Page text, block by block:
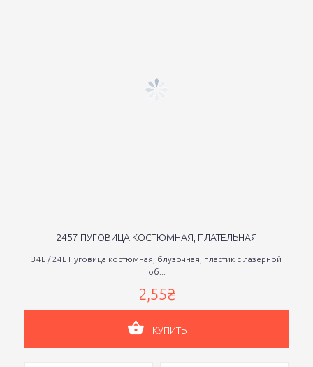
2457 ПУГОВИЦА КОСТЮМНАЯ, ПЛАТЕЛЬНАЯ
34L / 24L Пуговица костюмная, блузочная, пластик с лазерной
об...
2,55₴
КУПИТЬ